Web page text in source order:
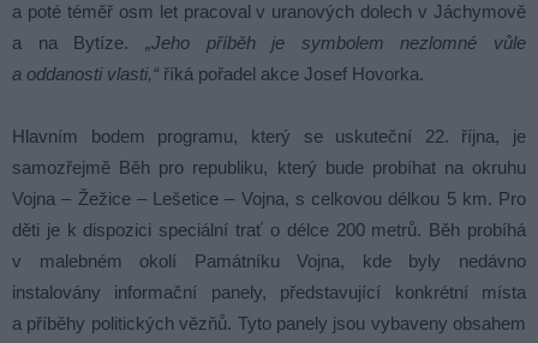
a poté téměř osm let pracoval v uranových dolech v Jáchymově
a na Bytíze. „Jeho příběh je symbolem nezlomné vůle
a oddanosti vlasti,“ říká pořadel akce Josef Hovorka.
Hlavním bodem programu, který se uskuteční 22. října, je
samozřejmě Běh pro republiku, který bude probíhat na okruhu
Vojna – Žežice – Lešetice – Vojna, s celkovou délkou 5 km. Pro
děti je k dispozici speciální trať o délce 200 metrů. Běh probíhá
v malebném okolí Památníku Vojna, kde byly nedávno
instalovány informační panely, představující konkrétní místa
a příběhy politických vězňů. Tyto panely jsou vybaveny obsahem